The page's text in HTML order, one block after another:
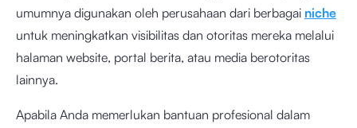
umumnya digunakan oleh perusahaan dari berbagai niche
untuk meningkatkan visibilitas dan otoritas mereka melalui
halaman website, portal berita, atau media berotoritas
lainnya.
Apabila Anda memerlukan bantuan profesional dalam